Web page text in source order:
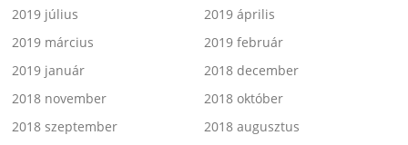
2019 július
2019 április
2019 március
2019 február
2019 január
2018 december
2018 november
2018 október
2018 szeptember
2018 augusztus